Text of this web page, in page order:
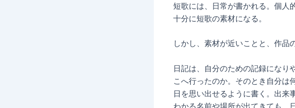
短歌には、日常が書かれる。個人
十分に短歌の素材になる。
しかし、素材が近いことと、作品
日記は、自分のための記録になり
こへ行ったのか。そのとき自分は
日を思い出せるように書く。出来
わかる名前や場所が出てきても、